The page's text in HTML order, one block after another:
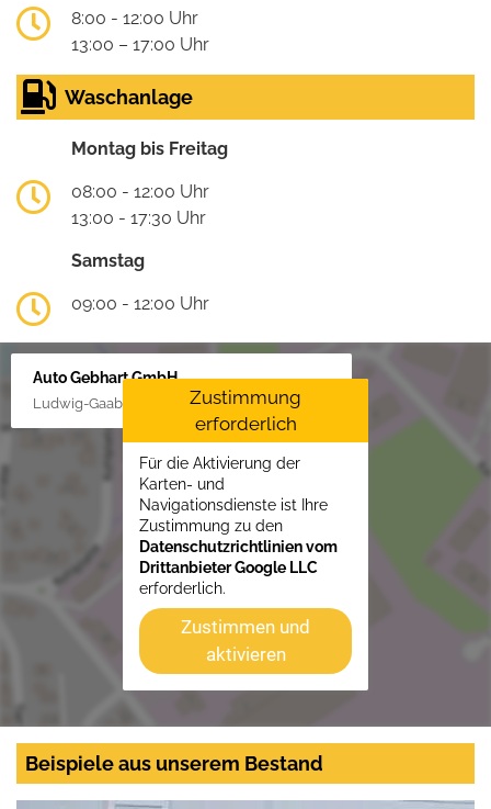
8:00 - 12:00 Uhr
13:00 – 17:00 Uhr
Waschanlage
Montag bis Freitag
08:00 - 12:00 Uhr
13:00 - 17:30 Uhr
Samstag
09:00 - 12:00 Uhr
Auto Gebhart GmbH
Ludwig-Gaab-Str. 4, 88427 Bad Schussenried
Zustimmung
erforderlich
Für die Aktivierung der
Karten- und
Navigationsdienste ist Ihre
Zustimmung zu den
Datenschutzrichtlinien vom
Drittanbieter Google LLC
erforderlich.
Zustimmen und
aktivieren
Beispiele aus unserem Bestand